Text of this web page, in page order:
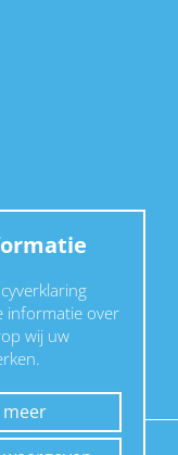
informatie over
wij uw
meer